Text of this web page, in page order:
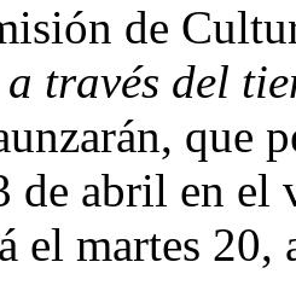
de
través del
que
de abril en el
el martes 20,